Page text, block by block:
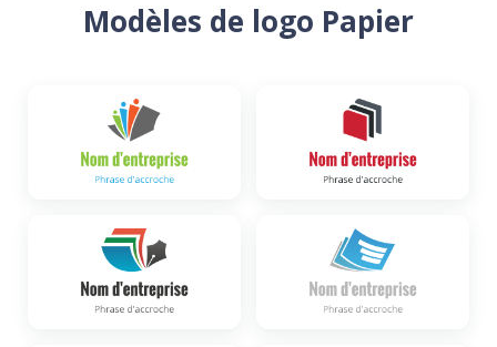
Modèles de logo Papier